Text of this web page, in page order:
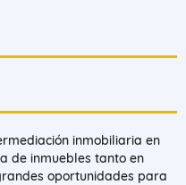
inmobiliaria en
de inmuebles tanto en
oportunidades para